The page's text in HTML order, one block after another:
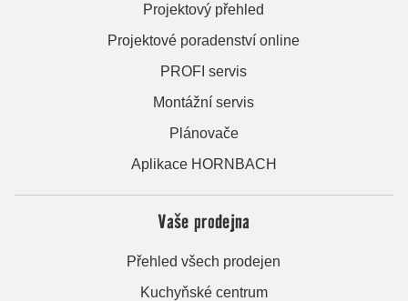
Projektový přehled
Projektové poradenství online
PROFI servis
Montážní servis
Plánovače
Aplikace HORNBACH
Vaše prodejna
Přehled všech prodejen
Kuchyňské centrum